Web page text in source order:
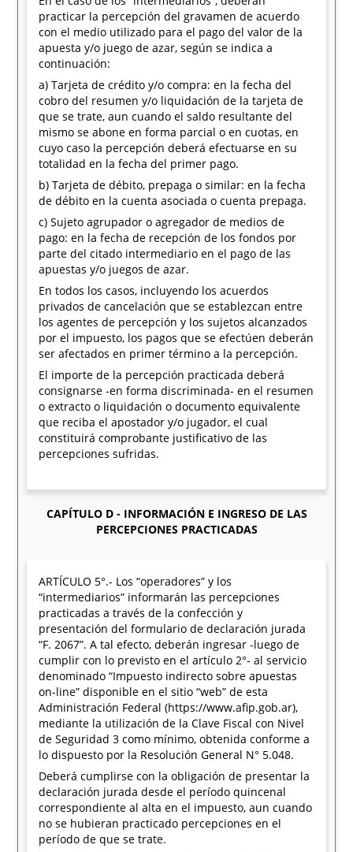
practicar la percepción del gravamen de acuerdo
con el medio utilizado para el pago del valor de la
apuesta y/o juego de azar, según se indica a
continuación:
a) Tarjeta de crédito y/o compra: en la fecha del
cobro del resumen y/o liquidación de la tarjeta de
que se trate, aun cuando el saldo resultante del
mismo se abone en forma parcial o en cuotas, en
cuyo caso la percepción deberá efectuarse en su
totalidad en la fecha del primer pago.
b) Tarjeta de débito, prepaga o similar: en la fecha
de débito en la cuenta asociada o cuenta prepaga.
c) Sujeto agrupador o agregador de medios de
pago: en la fecha de recepción de los fondos por
parte del citado intermediario en el pago de las
apuestas y/o juegos de azar.
En todos los casos, incluyendo los acuerdos
privados de cancelación que se establezcan entre
los agentes de percepción y los sujetos alcanzados
por el impuesto, los pagos que se efectúen deberán
ser afectados en primer término a la percepción.
El importe de la percepción practicada deberá
consignarse -en forma discriminada- en el resumen
o extracto o liquidación o documento equivalente
que reciba el apostador y/o jugador, el cual
constituirá comprobante justificativo de las
percepciones sufridas.
CAPÍTULO D - INFORMACIÓN E INGRESO DE LAS
PERCEPCIONES PRACTICADAS
ARTÍCULO 5°.- Los “operadores” y los
“intermediarios” informarán las percepciones
practicadas a través de la confección y
presentación del formulario de declaración jurada
“F. 2067”. A tal efecto, deberán ingresar -luego de
cumplir con lo previsto en el artículo 2°- al servicio
denominado “Impuesto indirecto sobre apuestas
on-line” disponible en el sitio “web” de esta
Administración Federal (https://www.afip.gob.ar),
mediante la utilización de la Clave Fiscal con Nivel
de Seguridad 3 como mínimo, obtenida conforme a
lo dispuesto por la Resolución General N° 5.048.
Deberá cumplirse con la obligación de presentar la
declaración jurada desde el período quincenal
correspondiente al alta en el impuesto, aun cuando
no se hubieran practicado percepciones en el
período de que se trate.